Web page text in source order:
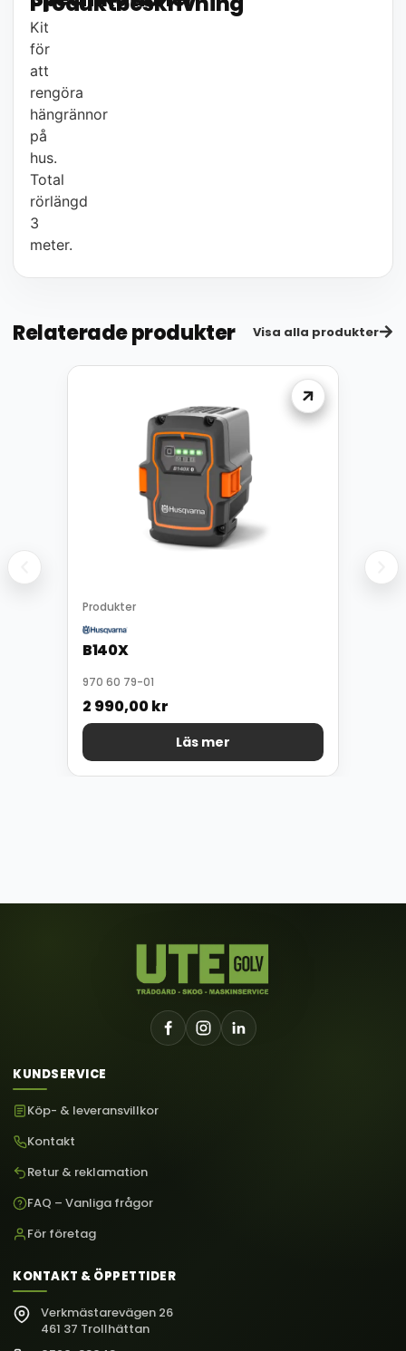
Kit
för
att
rengöra
hängrännor
på
hus.
Total
rörlängd
3
meter.
Relaterade produkter Visa alla produkter
Produkter
B140X
970 60 79-01
2 990,00kr
Läs mer
KUNDSERVICE
Köp- & leveransvillkor
Kontakt
Retur & reklamation
FAQ – Vanliga frågor
För företag
KONTAKT & ÖPPETTIDER
Verkmästarevägen 26
461 37 Trollhättan